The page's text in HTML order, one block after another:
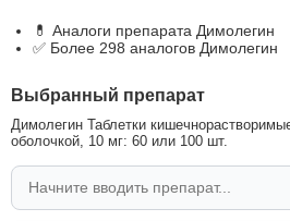
💊 Аналоги препарата Димолегин
✅ Более 298 аналогов Димолегин
Выбранный препарат
Димолегин Таблетки
оболочкой, 10 мг: 60 или 100 шт.